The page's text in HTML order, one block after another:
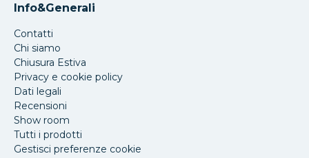
Info&Generali
Contatti
Chi siamo
Chiusura Estiva
Privacy e cookie policy
Dati legali
Recensioni
Show room
Tutti i prodotti
Gestisci preferenze cookie